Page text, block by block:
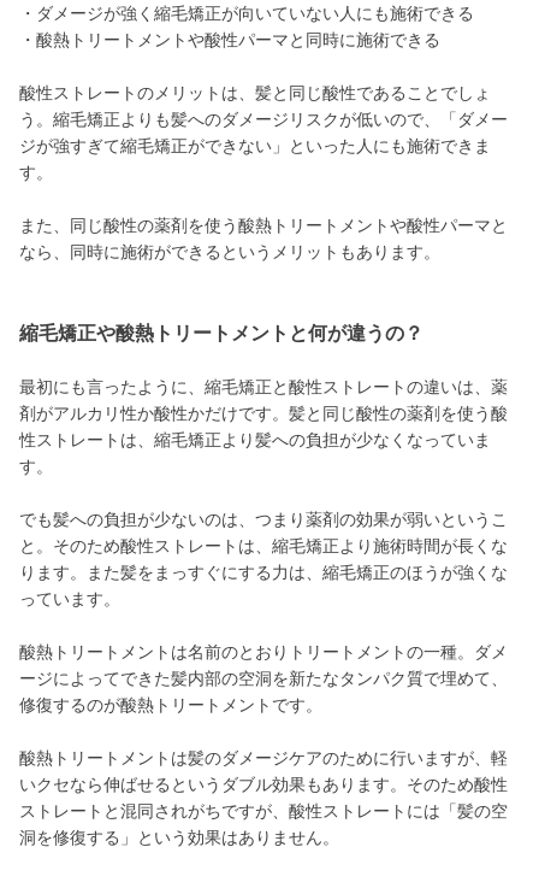
・ダメージが強く縮毛矯正が向いていない人にも施術できる
・酸熱トリートメントや酸性パーマと同時に施術できる
酸性ストレートのメリットは、髪と同じ酸性であることでしょ
う。縮毛矯正よりも髪へのダメージリスクが低いので、「ダメー
ジが強すぎて縮毛矯正ができない」といった人にも施術できま
す。
また、同じ酸性の薬剤を使う酸熱トリートメントや酸性パーマと
なら、同時に施術ができるというメリットもあります。
縮毛矯正や酸熱トリートメントと何が違うの？
最初にも言ったように、縮毛矯正と酸性ストレートの違いは、薬
剤がアルカリ性か酸性かだけです。髪と同じ酸性の薬剤を使う酸
性ストレートは、縮毛矯正より髪への負担が少なくなっていま
す。
でも髪への負担が少ないのは、つまり薬剤の効果が弱いというこ
と。そのため酸性ストレートは、縮毛矯正より施術時間が長くな
ります。また髪をまっすぐにする力は、縮毛矯正のほうが強くな
っています。
酸熱トリートメントは名前のとおりトリートメントの一種。ダメ
ージによってできた髪内部の空洞を新たなタンパク質で埋めて、
修復するのが酸熱トリートメントです。
酸熱トリートメントは髪のダメージケアのために行いますが、軽
いクセなら伸ばせるというダブル効果もあります。そのため酸性
ストレートと混同されがちですが、酸性ストレートには「髪の空
洞を修復する」という効果はありません。